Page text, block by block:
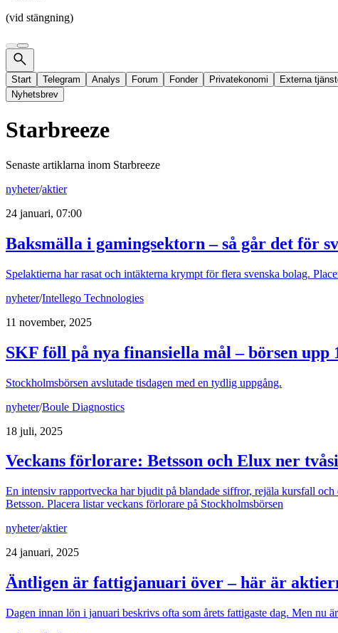
(vid stängning)
Start Telegram Analys Forum Fonder Privatekonomi Externa
Nyhetsbrev
Starbreeze
Senaste artiklarna inom Starbreeze
nyheter/aktier
24 januari, 07:00
Baksmälla i gamingsektorn – så går det för
Spelaktierna har rasat och intäkterna krympt för flera svenska bolag.
nyheter/Intellego Technologies
11 november, 2025
SKF föll på nya finansiella mål – börsen upp
Stockholmsbörsen avslutade tisdagen med en tydlig uppgång.
nyheter/Boule Diagnostics
18 juli, 2025
Veckans förlorare: Betsson och Elux ner
En intensiv rapportvecka har bjudit på blandade siffror, rejäla kursfall
Betsson. Placera listar veckans förlorare på Stockholmsbörsen
nyheter/aktier
24 januari, 2025
Äntligen är fattigjanuari över – här är
Dagen innan lön i januari beskrivs ofta som årets fattigaste dag. Men nu